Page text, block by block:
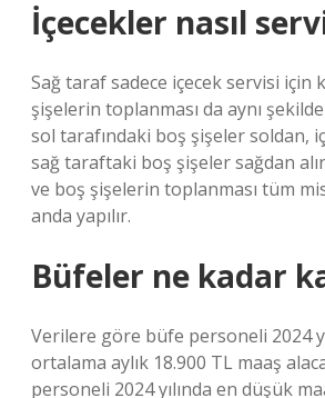
İçecekler nasıl
Sağ taraf sadece içecek servisi için
şişelerin toplanması da aynı şekilde
sol tarafındaki boş şişeler soldan,
sağ taraftaki boş şişeler sağdan
ve boş şişelerin toplanması tüm
anda yapılır.
Büfeler ne kadar
Verilere göre büfe personeli 2024
ortalama aylık 18.900 TL maaş
personeli 2024 yılında en düşük